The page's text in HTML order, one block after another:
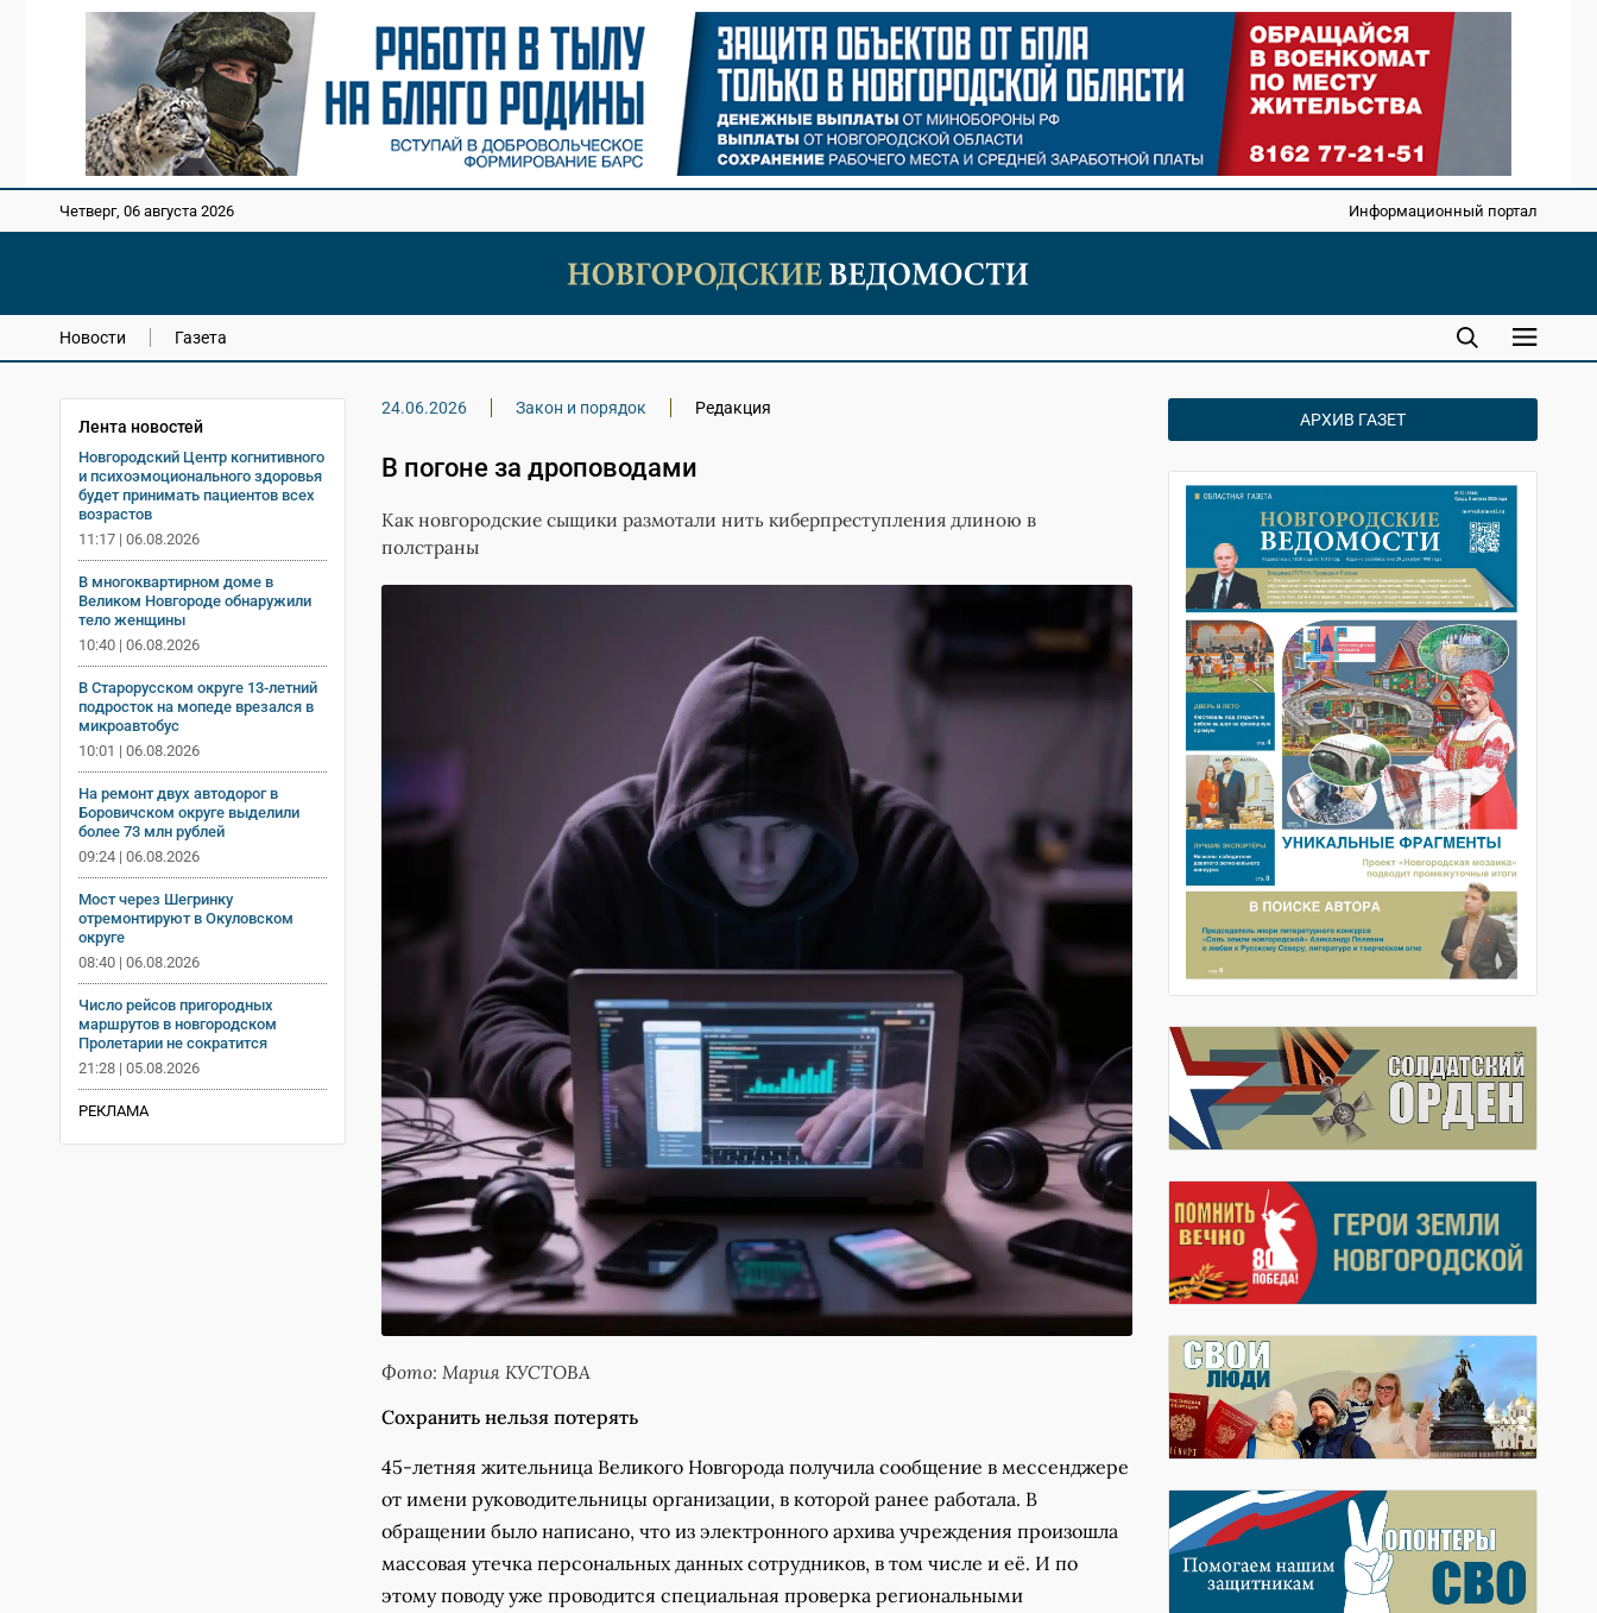
Четверг, 06 августа 2026 Информационный портал
Новости Газета
Лента новостей
Новгородский Центр когнитивного
и психоэмоционального здоровья
будет принимать пациентов всех
возрастов
11:17 | 06.08.2026
В многоквартирном доме в
Великом Новгороде обнаружили
тело женщины
10:40 | 06.08.2026
В Старорусском округе 13-летний
подросток на мопеде врезался в
микроавтобус
10:01 | 06.08.2026
На ремонт двух автодорог в
Боровичском округе выделили
более 73 млн рублей
09:24 | 06.08.2026
Мост через Шегринку
отремонтируют в Окуловском
округе
08:40 | 06.08.2026
Число рейсов пригородных
маршрутов в новгородском
Пролетарии не сократится
21:28 | 05.08.2026
РЕКЛАМА
24.06.2026 Закон и порядок Редакция
В погоне за дроповодами
Как новгородские сыщики размотали нить киберпреступления длиною в
полстраны
Фото: Мария КУСТОВА
Сохранить нельзя потерять
45-летняя жительница Великого Новгорода получила сообщение в мессенджере
от имени руководительницы организации, в которой ранее работала. В
обращении было написано, что из электронного архива учреждения произошла
массовая утечка персональных данных сотрудников, в том числе и её. И по
этому поводу уже проводится специальная проверка региональными
АРХИВ ГАЗЕТ